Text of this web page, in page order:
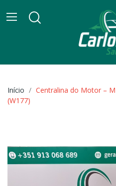
Início
Centralina do Motor –
(W177)